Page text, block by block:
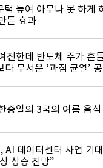
턱 높여 아무나 못 하게
든 효과
전한데 반도체 주가 흔
무서운 ‘과점 균열’
중일의 3국의 여름 음
AI 데이터센터 사업 기
상승 전망”